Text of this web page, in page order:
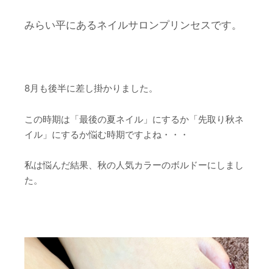
みらい平にあるネイルサロンプリンセスです。
8月も後半に差し掛かりました。
この時期は「最後の夏ネイル」にするか「先取り秋ネ
イル」にするか悩む時期ですよね・・・
私は悩んだ結果、秋の人気カラーのボルドーにしまし
た。